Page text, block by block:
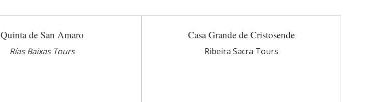
Quinta de San Amaro
Rías Baixas Tours
Casa Grande de Cristosende
Ribeira Sacra Tours